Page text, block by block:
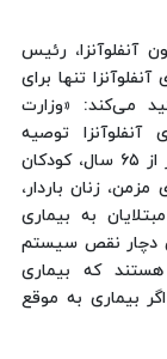
آنفلوآنزا، رئیس
تنها برای
می‌کند: «وزارت
توصیه
نمی‌کند.» به گفته محمد مهدی گویا، افراد بالاتر از ٦٥ سال، کودکان
مزمن، زنان باردار،
به بیماری
دچار نقص سیستم
که بیماری
بیماری به موقع